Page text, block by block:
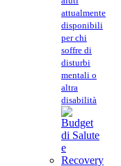
attualmente
disponibili
per chi
soffre di
disturbi
mentali o
altra
disabilità